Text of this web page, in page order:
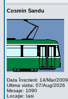
Cosmin Sandu
Data înscrierii: 14/Mar/2009
Ultima vizita: 07/Aug/2026
Mesaje: 1090
Locaţie: Iasi